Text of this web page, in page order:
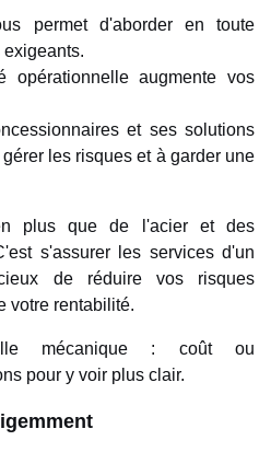
permet d'aborder en toute
opérationnelle augmente vos
et ses solutions
les risques et à garder une
plus que de l'acier et des
s'assurer les services d'un
de réduire vos risques
votre rentabilité.